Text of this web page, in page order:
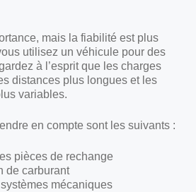
mais la fiabilité est plus
utilisez un véhicule pour des
à l’esprit que les charges
distances plus longues et les
variables.
en compte sont les suivants :
pièces de rechange
de carburant
mécaniques